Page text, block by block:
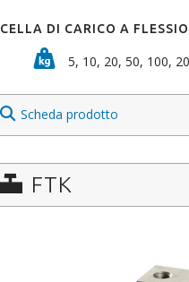
CELLA DI CARICO A
5, 10, 20, 50, 100,
Scheda prodotto
FTK